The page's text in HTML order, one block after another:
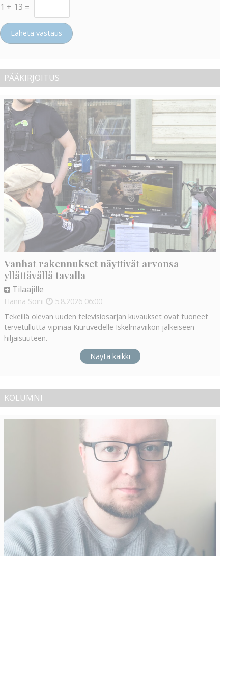
1 + 13 =
Lähetä vastaus
PÄÄKIRJOITUS
Vanhat rakennukset näyttivät arvonsa
yllättävällä tavalla
Tilaajille
Hanna Soini 5.8.2026 06:00
Tekeillä olevan uuden televisiosarjan kuvaukset ovat tuoneet
tervetullutta vipinää Kiuruvedelle Iskelmäviikon jälkeiseen
hiljaisuuteen.
Näytä kaikki
KOLUMNI